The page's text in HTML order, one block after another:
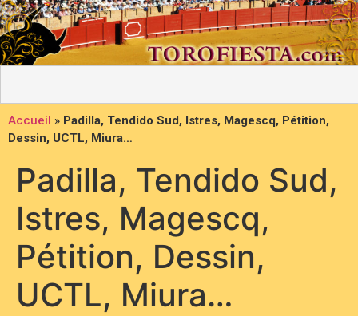
Accueil » Padilla, Tendido Sud, Istres, Magescq, Pétition,
Dessin, UCTL, Miura…
Padilla, Tendido Sud,
Istres, Magescq,
Pétition, Dessin,
UCTL, Miura…